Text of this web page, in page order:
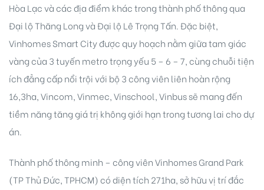
Hòa Lạc và các địa điểm khác trong thành phố thông qua
Đại lộ Thăng Long và Đại lộ Lê Trọng Tấn. Đặc biệt,
Vinhomes Smart City được quy hoạch nằm giữa tam giác
vàng của 3 tuyến metro trọng yếu 5 – 6 – 7, cùng chuỗi tiện
ích đẳng cấp nổi trội với bộ 3 công viên liên hoàn rộng
16,3ha, Vincom, Vinmec, Vinschool, Vinbus sẽ mang đến
tiềm năng tăng giá trị không giới hạn trong tương lai cho dự
án.
Thành phố thông minh – công viên Vinhomes Grand Park
(TP Thủ Đức, TPHCM) có diện tích 271ha, sở hữu vị trí đắc